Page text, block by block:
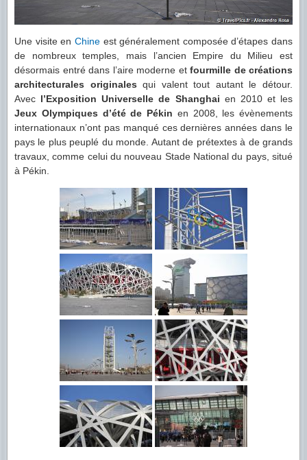
Une visite en Chineest généralement composée d’étapes dans
de nombreux temples, mais l’ancien Empire du Milieu est
désormais entré dans l’aire moderne et fourmille de créations
architecturales originales qui valent tout autant le détour.
Avec l’Exposition Universelle de Shanghai en 2010 et les
Jeux Olympiques d’été de Pékin en 2008, les évènements
internationaux n’ont pas manqué ces dernières années dans le
pays le plus peuplé du monde. Autant de prétextes à de grands
travaux, comme celui du nouveau Stade National du pays, situé
à Pékin.